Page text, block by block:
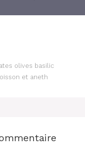
olives basilic
et aneth